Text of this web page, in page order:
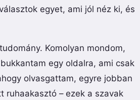
egyet, ami jól néz ki, és
Komolyan mondom,
egy oldalra, ami csak
olvasgattam, egyre jobban
– ezek a szavak